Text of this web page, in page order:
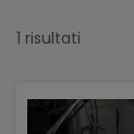
1 risultati